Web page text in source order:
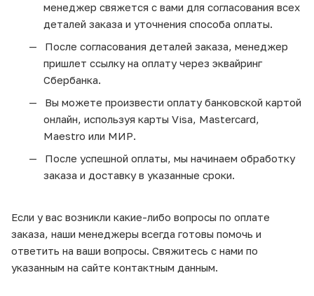
менеджер свяжется с вами для согласования всех
деталей заказа и уточнения способа оплаты.
После согласования деталей заказа, менеджер
пришлет ссылку на оплату через эквайринг
Сбербанка.
Вы можете произвести оплату банковской картой
онлайн, используя карты Visa, Mastercard,
Maestro или МИР.
После успешной оплаты, мы начинаем обработку
заказа и доставку в указанные сроки.
Если у вас возникли какие-либо вопросы по оплате
заказа, наши менеджеры всегда готовы помочь и
ответить на ваши вопросы. Свяжитесь с нами по
указанным на сайте контактным данным.